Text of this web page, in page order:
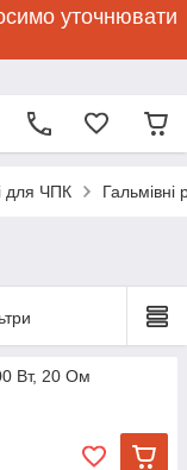
уточнювати
для ЧПК Гальмівні
Вт, 20 Ом